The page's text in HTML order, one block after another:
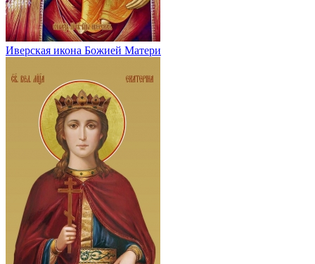
Иверская икона Божией Матери